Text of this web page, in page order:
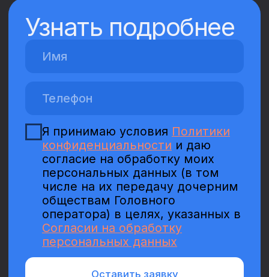
8 800 20 10 002
График работы call-центра
Пн – Вс с 09:00 до 20:00
Кабинет агента
информационный характер. Представленная на сайте
информация, опубликованные материалы, в том числе
цены, не являются публичной офертой, определяемой
положениями статьи 437 Гражданского кодекса
Российской Федерации. Запрещено использование
материалов сайта без согласия его авторов и ссылки
на сайт. Показатели и характеристики проекта,
указанные на данном сайте, являются проектными
(плановыми) и могут быть изменены.
Создание сайта — The Space Milk 2025